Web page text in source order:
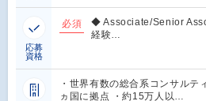
応募
資格
必須
◆ Associate/Senior
経験…
・世界有数の総合系コンサル
ヵ国に拠点 ・約15万人以…